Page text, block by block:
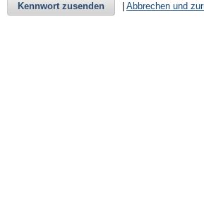
Kennwort zusenden Abbrechen und